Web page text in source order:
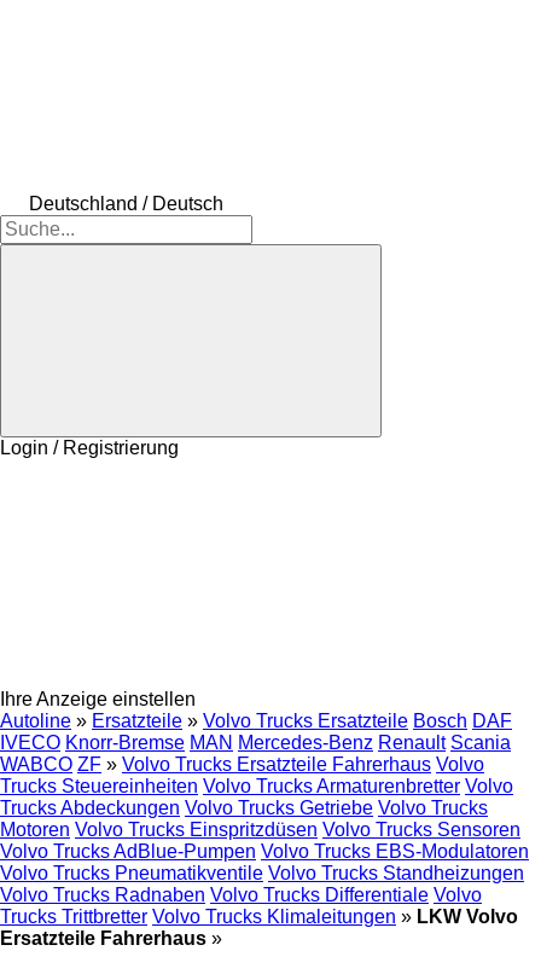
Deutschland / Deutsch
Login / Registrierung
Ihre Anzeige einstellen
Autoline » Ersatzteile » Volvo Trucks Ersatzteile Bosch DAF
IVECO Knorr-Bremse MAN Mercedes-Benz Renault Scania
WABCO ZF » Volvo Trucks Ersatzteile Fahrerhaus Volvo
Trucks Steuereinheiten Volvo Trucks Armaturenbretter Volvo
Trucks Abdeckungen Volvo Trucks Getriebe Volvo Trucks
Motoren Volvo Trucks Einspritzdüsen Volvo Trucks Sensoren
Volvo Trucks AdBlue-Pumpen Volvo Trucks EBS-Modulatoren
Volvo Trucks Pneumatikventile Volvo Trucks Standheizungen
Volvo Trucks Radnaben Volvo Trucks Differentiale Volvo
Trucks Trittbretter Volvo Trucks Klimaleitungen » LKW Volvo
Ersatzteile Fahrerhaus »